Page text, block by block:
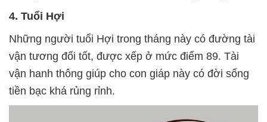
4. Tuổi Hợi
Những người tuổi Hợi trong tháng này có đường tài
vận tương đối tốt, được xếp ở mức điểm 89. Tài
vận hanh thông giúp cho con giáp này có đời sống
tiền bạc khá rủng rỉnh.